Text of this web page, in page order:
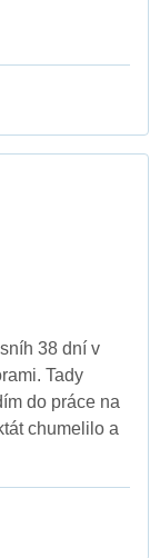
38 dní v
Tady
do práce na
chumelilo a